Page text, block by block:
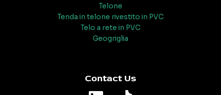
Telone
Tenda in telone rivestito in PVC
Telo a rete in PVC
Geogriglia
Contact Us